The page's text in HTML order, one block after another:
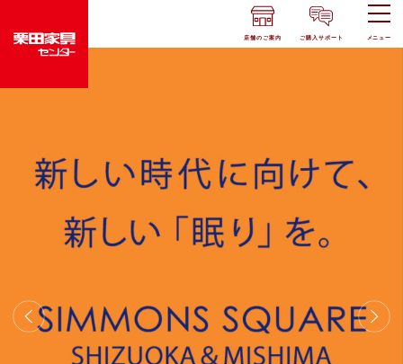
店舗のご案内 ご購入サポート メニュー